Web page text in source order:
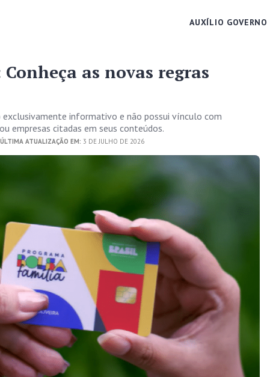
AUXÍLIO GOVERNO
as novas regras
informativo e não possui vínculo com
empresas citadas em seus conteúdos.
ÚLTIMA ATUALIZAÇÃO EM: 3 DE JULHO DE 2026